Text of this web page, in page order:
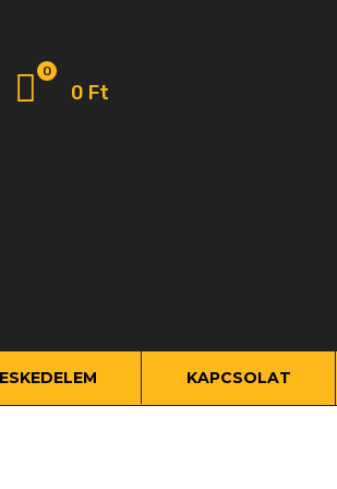
0 Ft
0
KAPCSOLAT